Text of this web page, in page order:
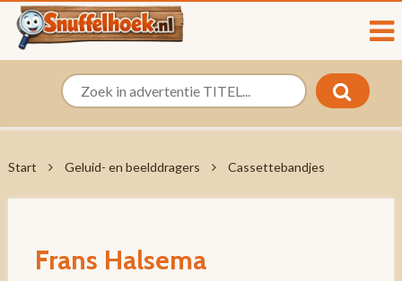
Start Geluid- en beelddragers Cassettebandjes
Frans Halsema